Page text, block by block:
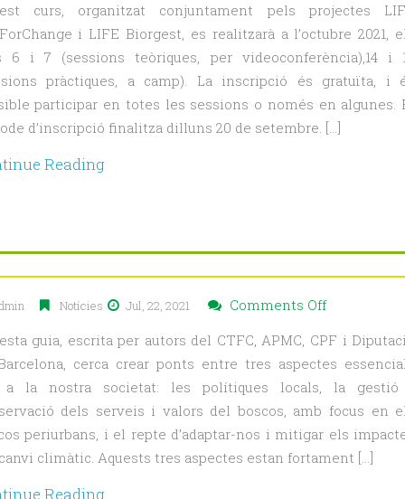
la
inscripció
al
Curs
en
per
a
l’adaptació
al
canvi
climàtic
curs, organitzat conjuntament pels projectes
i LIFE Biorgest, es realitzarà a l’octubre 2021,
6 i 7 (sessions teòriques, per videoconferència),14 i
pràctiques, a camp). La inscripció és gratuïta, i
participar en totes les sessions o només en algunes.
d’inscripció finalitza dilluns 20 de setembre. […]
Reading
Notícies Jul, 22, 2021 Comments Offon
la
guia
“Polítiques
locals,
canvi
climàtic
guia, escrita per autors del CTFC, APMC, CPF i
cerca crear ponts entre tres aspectes
a la nostra societat: les polítiques locals, la
dels serveis i valors del boscos, amb focus en
periurbans, i el repte d’adaptar-nos i mitigar els
climàtic. Aquests tres aspectes estan fortament […]
Reading